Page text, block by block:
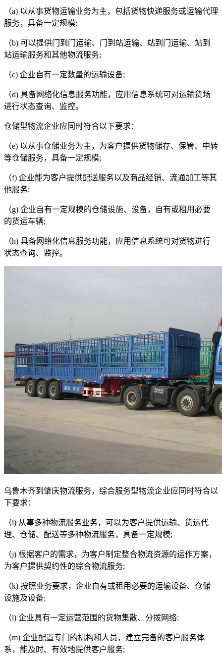
（a) 以从事货物运输业务为主，包括货物快递服务或运输代理
服务，具备一定规模;
（b) 可以提供门到门运输、门到站运输、站到门运输、站到
站运输服务和其他物流服务;
（c) 企业自有一定数量的运输设备;
（d) 具备网络化信息服务功能，应用信息系统可对运输货场
进行状态查询、监控。
仓储型物流企业应同时符合以下要求：
（e) 以从事仓储业务为主，为客户提供货物储存、保管、中转
等仓储服务，具备一定规模;
（f) 企业能为客户提供配送服务以及商品经销、流通加工等其
他服务;
（g) 企业自有一定规模的仓储设施、设备，自有或租用必要
的货运车辆;
（h) 具备网络化信息服务功能，应用信息系统可对货物进行
状态查询、监控。
乌鲁木齐到肇庆物流服务，综合服务型物流企业应同时符合以
下要求：
（i) 从事多种物流服务业务，可以为客户提供运输、货运代
理、仓储、配送等多种物流服务，具备一定规模;
（j) 根据客户的需求，为客户制定整合物流资源的运作方案，
为客户提供契约性的综合物流服务;
（k) 按照业务要求，企业自有或租用必要的运输设备、仓储
设施及设备;
（l) 企业具有一定运营范围的货物集散、分拨网络;
（m) 企业配置专门的机构和人员，建立完备的客户服务体
系，能及时、有效地提供客户服务;